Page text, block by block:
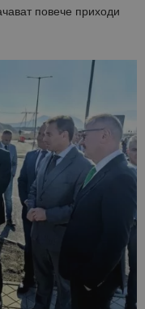
ават повече приходи